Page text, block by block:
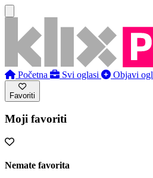
Početna Svi oglasi Objavi
Favoriti
Moji favoriti
Nemate favorita